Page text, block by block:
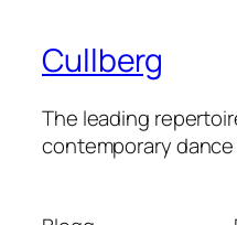
Cullberg
The leading
contemporary